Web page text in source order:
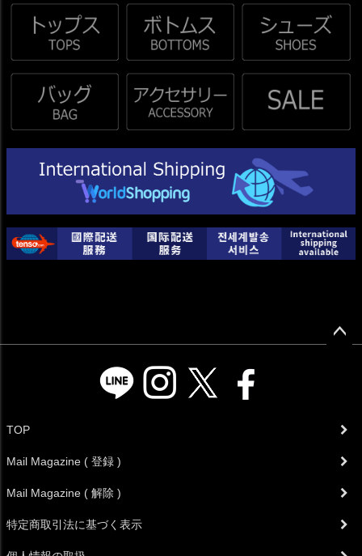
TOP
Mail Magazine ( 登録 )
Mail Magazine ( 解除 )
特定商取引法に基づく表示